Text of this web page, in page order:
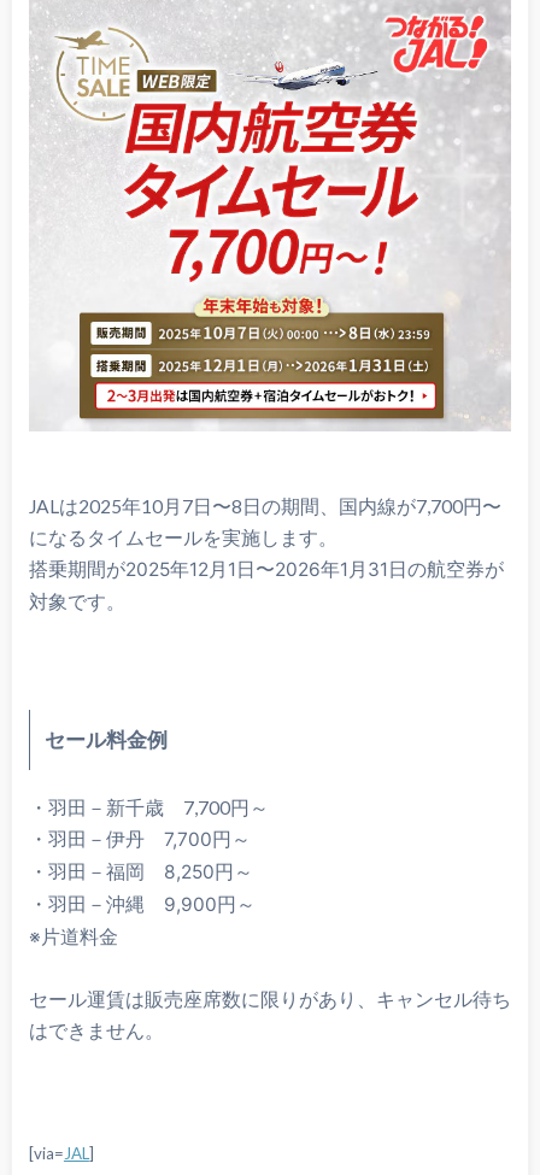
JALは2025年10月7日〜8日の期間、国内線が7,700円〜
になるタイムセールを実施します。
搭乗期間が2025年12月1日〜2026年1月31日の航空券が
対象です。
セール料金例
・羽田－新千歳 7,700円～
・ 羽田－伊丹 7,700円～
・ 羽田－福岡 8,250円～
・ 羽田－沖縄 9,900円～
※片道料金
セール運賃は販売座席数に限りがあり、キャンセル待ち
はできません。
[via=JAL]